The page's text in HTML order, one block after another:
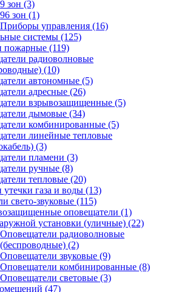
9 зон (3)
96 зон (1)
Приборы управления (16)
системы (125)
пожарные (119)
радиоволновые
(10)
автономные (5)
адресные (26)
взрывозащищенные (5)
дымовые (34)
комбинированные (5)
линейные тепловые
(3)
пламени (3)
ручные (8)
тепловые (20)
газа и воды (13)
свето-звуковые (115)
оповещатели (1)
установки (уличные) (22)
Оповещатели радиоволновые
(беспроводные) (2)
Оповещатели звуковые (9)
Оповещатели комбинированные (8)
Оповещатели световые (3)
(47)